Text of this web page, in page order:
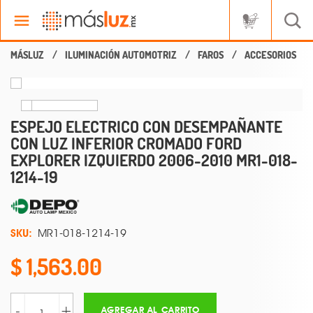
ILUMINACIÓN AUTOMOTRIZ FAROS ACCESORIOS
ESPEJO ELECTRICO CON DESEMPAÑANTE
CON LUZ INFERIOR CROMADO FORD
EXPLORER IZQUIERDO 2006-2010 MR1-018-
1214-19
SKU: MR1-018-1214-19
1,563.00
AGREGAR AL CARRITO